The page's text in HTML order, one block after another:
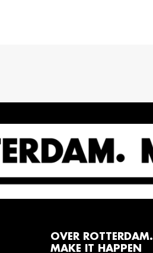
OVER ROTTERDAM.
MAKE IT HAPPEN